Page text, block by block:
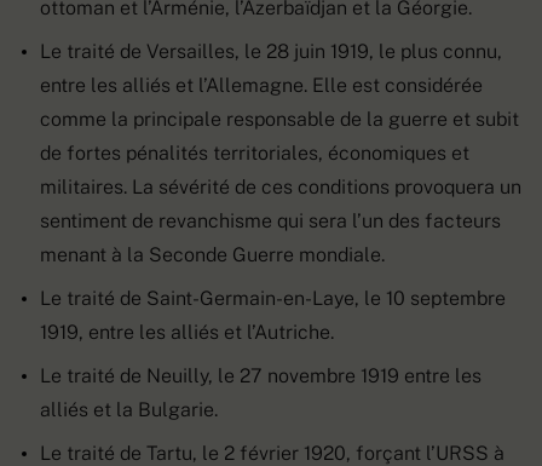
ottoman et l’Arménie, l’Azerbaïdjan et la Géorgie.
Le traité de Versailles, le 28 juin 1919, le plus connu,
entre les alliés et l’Allemagne. Elle est considérée
comme la principale responsable de la guerre et subit
de fortes pénalités territoriales, économiques et
militaires. La sévérité de ces conditions provoquera un
sentiment de revanchisme qui sera l’un des facteurs
menant à la Seconde Guerre mondiale.
Le traité de Saint-Germain-en-Laye, le 10 septembre
1919, entre les alliés et l’Autriche.
Le traité de Neuilly, le 27 novembre 1919 entre les
alliés et la Bulgarie.
Le traité de Tartu, le 2 février 1920, forçant l’URSS à